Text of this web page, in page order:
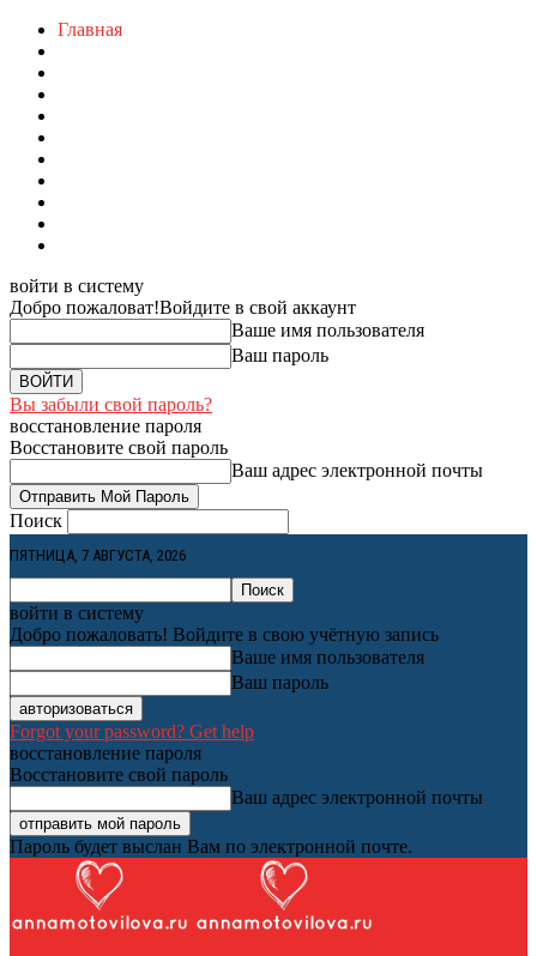
Главная
войти в систему
Добро пожаловат!Войдите в свой аккаунт
Ваше имя пользователя
Ваш пароль
Вы забыли свой пароль?
восстановление пароля
Восстановите свой пароль
Ваш адрес электронной почты
Поиск
ПЯТНИЦА, 7 АВГУСТА, 2026
войти в систему
Добро пожаловать! Войдите в свою учётную запись
Ваше имя пользователя
Ваш пароль
Forgot your password? Get help
восстановление пароля
Восстановите свой пароль
Ваш адрес электронной почты
Пароль будет выслан Вам по электронной почте.